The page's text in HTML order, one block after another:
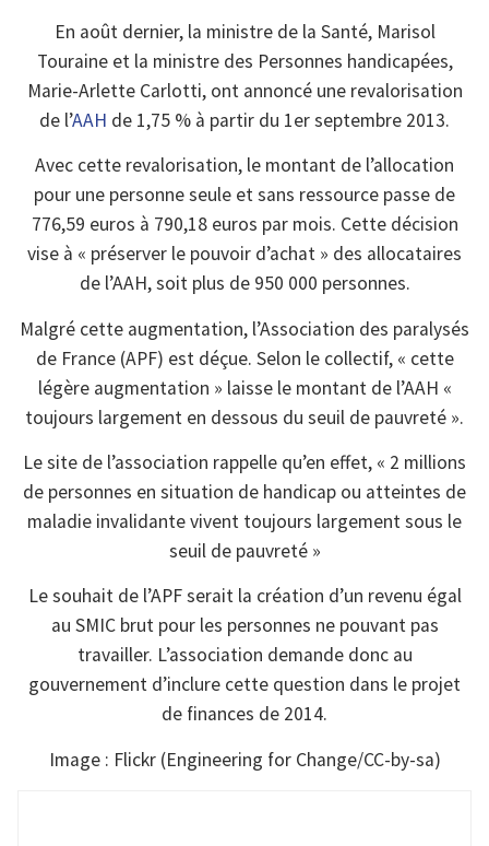
En août dernier, la ministre de la Santé, Marisol
Touraine et la ministre des Personnes handicapées,
Marie-Arlette Carlotti, ont annoncé une revalorisation
de l’AAH de 1,75 % à partir du 1er septembre 2013.
Avec cette revalorisation, le montant de l’allocation
pour une personne seule et sans ressource passe de
776,59 euros à 790,18 euros par mois. Cette décision
vise à « préserver le pouvoir d’achat » des allocataires
de l’AAH, soit plus de 950 000 personnes.
Malgré cette augmentation, l’Association des paralysés
de France (APF) est déçue. Selon le collectif, « cette
légère augmentation » laisse le montant de l’AAH «
toujours largement en dessous du seuil de pauvreté ».
Le site de l’association rappelle qu’en effet, « 2 millions
de personnes en situation de handicap ou atteintes de
maladie invalidante vivent toujours largement sous le
seuil de pauvreté »
Le souhait de l’APF serait la création d’un revenu égal
au SMIC brut pour les personnes ne pouvant pas
travailler. L’association demande donc au
gouvernement d’inclure cette question dans le projet
de finances de 2014.
Image : Flickr (Engineering for Change/CC-by-sa)